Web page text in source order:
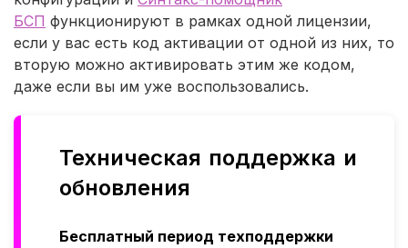
БСП функционируют в рамках одной лицензии,
если у вас есть код активации от одной из них, то
вторую можно активировать этим же кодом,
даже если вы им уже воспользовались.
Техническая поддержка и
обновления
Бесплатный период техподдержки